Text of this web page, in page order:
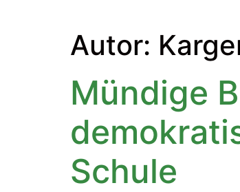
Autor:
Mündige
Schule